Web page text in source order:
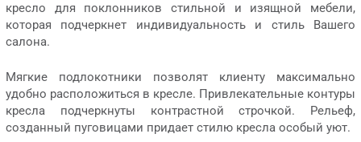
кресло для поклонников стильной и изящной мебели,
которая подчеркнет индивидуальность и стиль Вашего
салона.
Мягкие подлокотники позволят клиенту максимально
удобно расположиться в кресле. Привлекательные контуры
кресла подчеркнуты контрастной строчкой. Рельеф,
созданный пуговицами придает стилю кресла особый уют.